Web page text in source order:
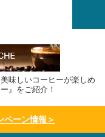
味しいコーヒーが楽しめ
』をご紹介！
ペーン情報＞